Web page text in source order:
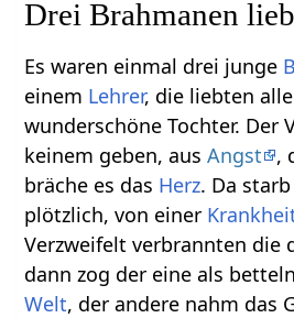
Drei Brahmanen
Es waren einmal drei junge
einem Lehrer, die liebten
wunderschöne Tochter. Der
keinem geben, ausAngst
,
bräche es das Herz. Da
plötzlich, von einer
Verzweifelt verbrannten die
dann zog der eine als
Welt, der andere nahm das